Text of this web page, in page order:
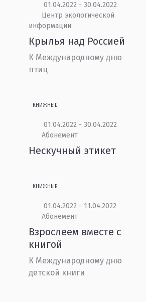
01.04.2022 - 30.04.2022
Центр экологической
информации
Крылья над Россией
К Международному дню
птиц
КНИЖНЫЕ
01.04.2022 - 30.04.2022
Абонемент
Нескучный этикет
КНИЖНЫЕ
01.04.2022 - 11.04.2022
Абонемент
Взрослеем вместе с
книгой
К Международному дню
детской книги